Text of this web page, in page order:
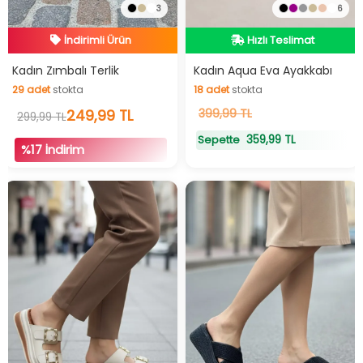
3
İndirimli Ürün
Hızlı Teslimat
İndirimli Ürün
Kadın Zımbalı Terlik
29adetstokta
29 adetstokta
299,99 TL249,99 TL
%17 İndirim
6
Hızlı Teslimat
Hızlı Teslimat
Kadın Aqua Eva Ayakkabı
18adetstokta
18adetstokta
399,99 TL
Sepette 359,99 TL